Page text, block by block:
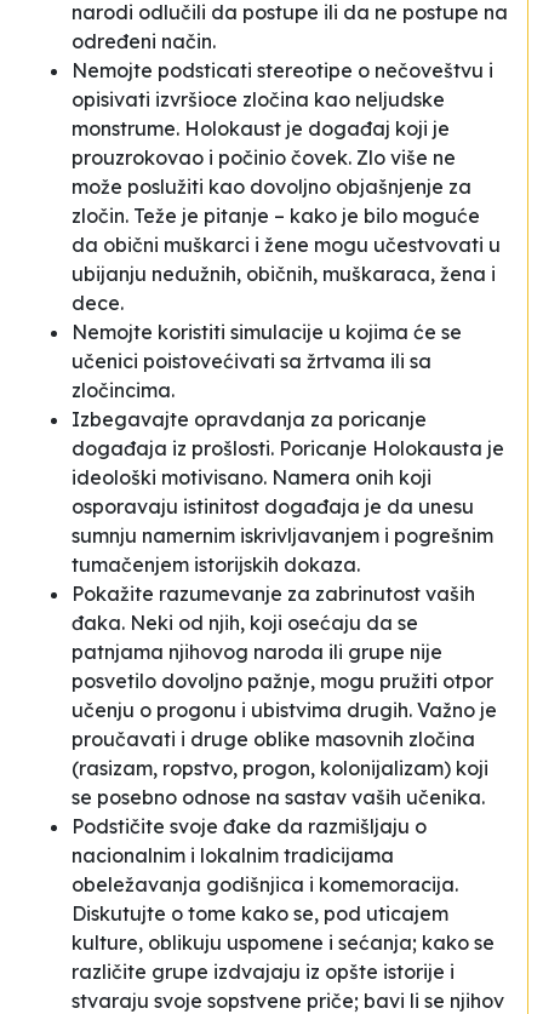
narodi odlučili da postupe ili da ne postupe na
određeni način.
Nemojte podsticati stereotipe o nečoveštvu i
opisivati izvršioce zločina kao neljudske
monstrume. Holokaust je događaj koji je
prouzrokovao i počinio čovek. Zlo više ne
može poslužiti kao dovoljno objašnjenje za
zločin. Teže je pitanje – kako je bilo moguće
da obični muškarci i žene mogu učestvovati u
ubijanju nedužnih, običnih, muškaraca, žena i
dece.
Nemojte koristiti simulacije u kojima će se
učenici poistovećivati sa žrtvama ili sa
zločincima.
Izbegavajte opravdanja za poricanje
događaja iz prošlosti. Poricanje Holokausta je
ideološki motivisano. Namera onih koji
osporavaju istinitost događaja je da unesu
sumnju namernim iskrivljavanjem i pogrešnim
tumačenjem istorijskih dokaza.
Pokažite razumevanje za zabrinutost vaših
đaka. Neki od njih, koji osećaju da se
patnjama njihovog naroda ili grupe nije
posvetilo dovoljno pažnje, mogu pružiti otpor
učenju o progonu i ubistvima drugih. Važno je
proučavati i druge oblike masovnih zločina
(rasizam, ropstvo, progon, kolonijalizam) koji
se posebno odnose na sastav vaših učenika.
Podstičite svoje đake da razmišljaju o
nacionalnim i lokalnim tradicijama
obeležavanja godišnjica i komemoracija.
Diskutujte o tome kako se, pod uticajem
kulture, oblikuju uspomene i sećanja; kako se
različite grupe izdvajaju iz opšte istorije i
stvaraju svoje sopstvene priče; bavi li se njihov